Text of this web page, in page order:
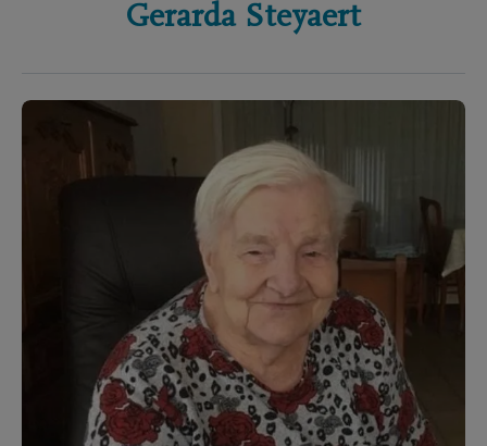
Gerarda Steyaert